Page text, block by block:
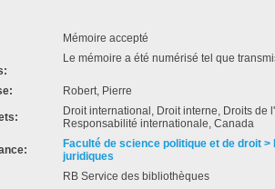
Mémoire accepté
Le mémoire a été numérisé tel que
Robert, Pierre
Droit international, Droit interne, Droits de
Responsabilité internationale, Canada
Faculté de science politique et de droit
juridiques
RB Service des bibliothèques